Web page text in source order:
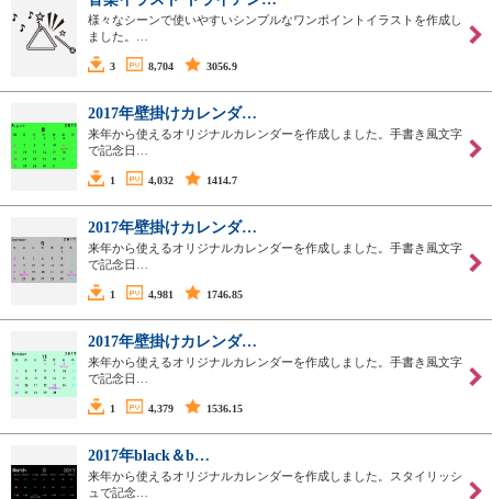
様々なシーンで使いやすいシンプルなワンポイントイラストを作成し
ました。…
3 8,704 3056.9
2017年壁掛けカレンダ…
来年から使えるオリジナルカレンダーを作成しました。手書き風文字
で記念日…
1 4,032 1414.7
2017年壁掛けカレンダ…
来年から使えるオリジナルカレンダーを作成しました。手書き風文字
で記念日…
1 4,981 1746.85
2017年壁掛けカレンダ…
来年から使えるオリジナルカレンダーを作成しました。手書き風文字
で記念日…
1 4,379 1536.15
2017年black＆b…
来年から使えるオリジナルカレンダーを作成しました。スタイリッシ
ュで記念…